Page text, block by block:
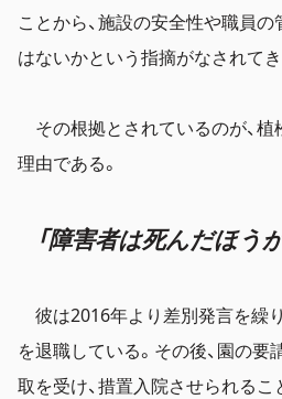
ことから、施設の安全性や職員
はないかという指摘がなされてき
その根拠とされているのが、
理由である。
「障害者は死んだほう
彼は2016年より差別発言を繰
を退職している。その後、園の
取を受け、措置入院させられるこ